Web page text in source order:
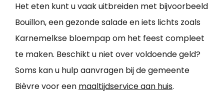
Het eten kunt u vaak uitbreiden met bijvoorbeeld
Bouillon, een gezonde salade en iets lichts zoals
Karnemelkse bloempap om het feest compleet
te maken. Beschikt u niet over voldoende geld?
Soms kan u hulp aanvragen bij de gemeente
Bièvre voor een maaltijdservice aan huis.